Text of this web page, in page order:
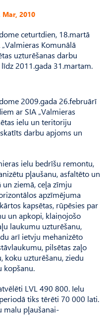
Mar, 2010
ceturtdien, 18.martā
Komunālā
uzturēšanas darbu
2011.gada 31.martam.
2009.gada 26.februārī
ar SIA „Valmieras
ielu un teritoriju
darbu apjoms un
ielu bedrīšu remontu,
pļaušanu, asfaltēto un
ziemā, ceļa zīmju
apzīmējuma
kapsētas, rūpēsies par
un apkopi, klaiņojošo
laukumu uzturēšanu,
arī ietvju mehanizēto
pilsētas zaļo
koku uzturēšanu, ziedu
kopšanu.
LVL 490 800. Ielu
tiks tērēti 70 000 lati.
malu pļaušanai-